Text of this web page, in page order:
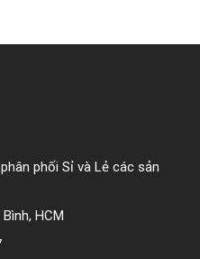
phối Sỉ và Lẻ các sản
Bình, HCM